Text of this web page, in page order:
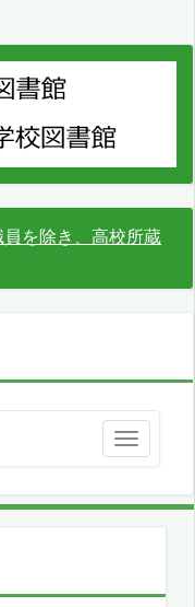
を除き、高校所蔵